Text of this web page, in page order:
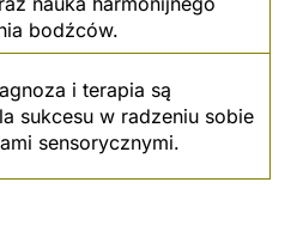
bodźców.
i terapia są
sukcesu w radzeniu sobie
sensorycznymi.